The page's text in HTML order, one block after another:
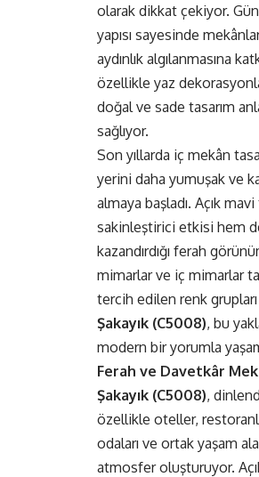
olarak dikkat çekiyor. Gün
yapısı sayesinde
aydınlık algılanmasına
özellikle yaz
doğal ve sade tasarım
sağlıyor.
Son yıllarda iç mekân
yerini daha yumuşak ve
almaya başladı. Açık
sakinleştirici etkisi hem
kazandırdığı ferah
mimarlar ve iç mimarlar
tercih edilen renk grupları
Şakayık (C5008), bu
modern bir yorumla
Ferah ve Davetkâr
Şakayık (C5008),
özellikle oteller,
odaları ve ortak yaşam
atmosfer oluşturuyor.